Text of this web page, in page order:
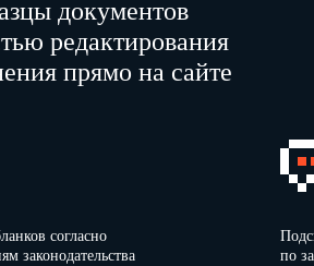
документов
редактирования
прямо на сайте
согласно
законодательства
по